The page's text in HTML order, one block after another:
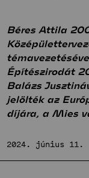
Projektek
Hallgatói
Publikációk
TDK
Hírek
Projektek
Publikációk
TDK
terek
Béres Attila
Építészirodát
Balázs
jelölték az
díjára, a Mies
2024. június 11.